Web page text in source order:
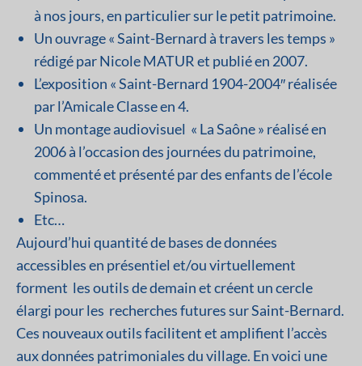
à nos jours, en particulier sur le petit patrimoine.
Un ouvrage « Saint-Bernard à travers les temps »
rédigé par Nicole MATUR et publié en 2007.
L’exposition « Saint-Bernard 1904-2004″ réalisée
par l’Amicale Classe en 4.
Un montage audiovisuel « La Saône » réalisé en
2006 à l’occasion des journées du patrimoine,
commenté et présenté par des enfants de l’école
Spinosa.
Etc…
Aujourd’hui quantité de bases de données
accessibles en présentiel et/ou virtuellement
forment les outils de demain et créent un cercle
élargi pour les recherches futures sur Saint-Bernard.
Ces nouveaux outils facilitent et amplifient l’accès
aux données patrimoniales du village. En voici une